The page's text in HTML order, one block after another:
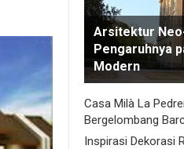
Arsitektur
Pengaruhnya
Modern
Casa Milà La
Bergelombang
Inspirasi Dekorasi